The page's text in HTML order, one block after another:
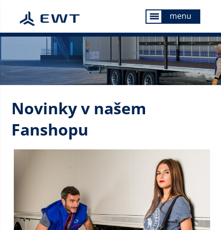
menu menu
Novinky v našem
Fanshopu